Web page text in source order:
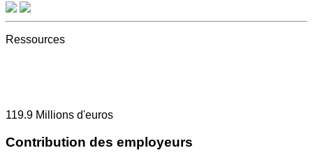
Ressources
119.9 Millions d'euros
Contribution des employeurs